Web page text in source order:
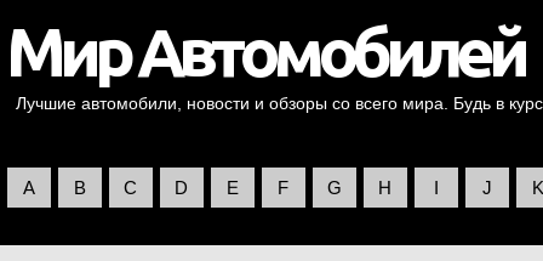
Лучшие автомобили, новости и обзоры со всего мира. Будь в
A B C D E F G H I J K